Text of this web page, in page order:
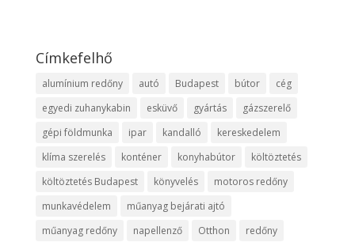
Címkefelhő
alumínium redőny autó Budapest bútor
cég
egyedi zuhanykabin
esküvő gyártás
gázszerelő
gépi földmunka
ipar kandalló
kereskedelem
klíma szerelés
konténer konyhabútor
költöztetés
költöztetés Budapest
könyvelés
motoros redőny
munkavédelem
műanyag bejárati ajtó
műanyag redőny
napellenző Otthon redőny